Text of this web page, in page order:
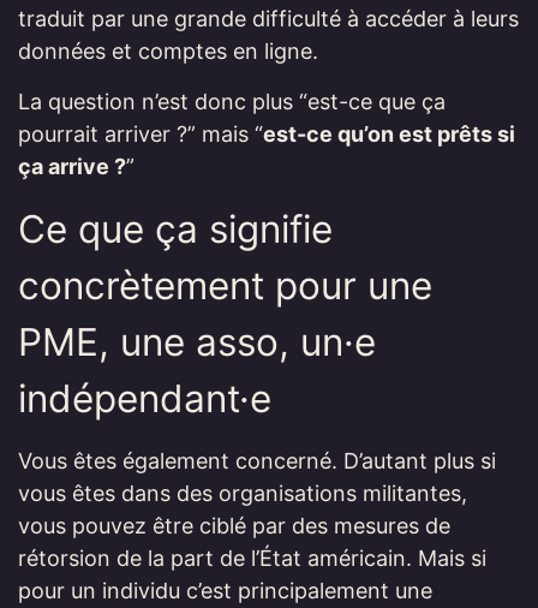
traduit par une grande difficulté à accéder à leurs
données et comptes en ligne.
La question n’est donc plus “est-ce que ça
pourrait arriver ?” mais “est-ce qu’on est prêts si
ça arrive ?”
Ce que ça signifie
concrètement pour une
PME, une asso, un·e
indépendant·e
Vous êtes également concerné. D’autant plus si
vous êtes dans des organisations militantes,
vous pouvez être ciblé par des mesures de
rétorsion de la part de l’État américain. Mais si
pour un individu c’est principalement une